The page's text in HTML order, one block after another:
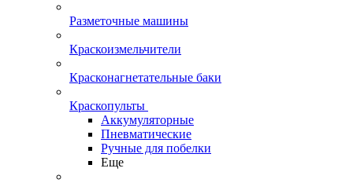
Разметочные машины
Краскоизмельчители
Красконагнетательные баки
Краскопульты
Аккумуляторные
Пневматические
Ручные для побелки
Еще